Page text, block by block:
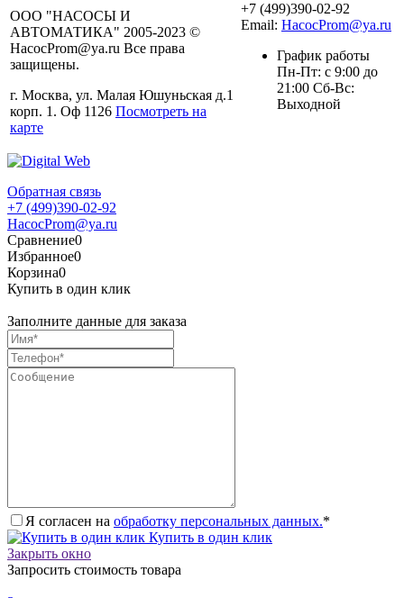
ООО "НАСОСЫ И
АВТОМАТИКА" 2005-2023 ©
HacocProm@ya.ru Все права
защищены.
г. Москва, ул. Малая Юшуньская д.1
корп. 1. Оф 1126 Посмотреть на
карте
+7 (499)390-02-92
Email: HacocProm@ya.ru
График работы
Пн-Пт: с 9:00 до
21:00 Сб-Вс:
Выходной
Обратная связь
+7 (499)390-02-92
HacocProm@ya.ru
Сравнение0
Избранное0
Корзина0
Купить в один клик
Заполните данные для заказа
Я согласен на обработку персональных данных.*
Купить в один клик
Закрыть окно
Запросить стоимость товара